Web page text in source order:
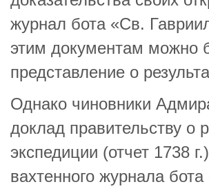
журнал бота «Св.
этим документам можно
представление о
Однако чиновники
доклад правительству о
экспедиции (отчет 1738
вахтенного журнала